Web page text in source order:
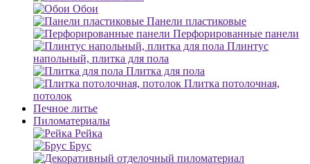
Обои
Панели пластиковые
Перфорированные панели
Плинтус
напольный, плитка для пола
Плитка для пола
Плитка потолочная,
потолок
Печное литье
Пиломатериалы
Рейка
Брус